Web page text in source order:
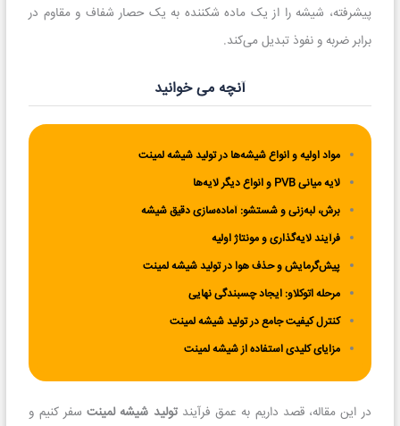
پیشرفته، شیشه را از یک ماده شکننده به یک حصار شفاف و مقاوم در
برابر ضربه و نفوذ تبدیل می‌کند.
آنچه می خوانید
مواد اولیه و انواع شیشه‌ها در تولید شیشه لمینت
لایه میانی PVB و انواع دیگر لایه‌ها
برش، لبه‌زنی و شستشو: آماده‌سازی دقیق شیشه
فرآیند لایه‌گذاری و مونتاژ اولیه
پیش‌گرمایش و حذف هوا در تولید شیشه لمینت
مرحله اتوکلاو: ایجاد چسبندگی نهایی
کنترل کیفیت جامع در تولید شیشه لمینت
مزایای کلیدی استفاده از شیشه لمینت
در این مقاله، قصد داریم به عمق فرآیندتولید شیشه لمینتسفر کنیم و